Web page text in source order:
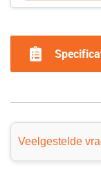
Veelgestelde